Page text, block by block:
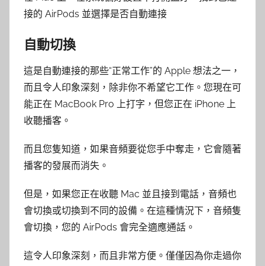
接的 AirPods 並選擇是否自動連接
自動切換
這是自動連接的那些“正常工作”的 Apple 想法之一，
而且令人印象深刻，除非你不希望它工作。您現在可
能正在 MacBook Pro 上打字，但您正在 iPhone 上
收聽播客。
而且您隻知道，如果音頻要從您手中奪走，它會隨著
播客的發展而消失。
但是，如果您正在收聽 Mac 並且接到電話，音頻也
會切換或切換到不同的設備。在這種情況下，音頻隻
會切換，您的 AirPods 會完全適應通話。
這令人印象深刻，而且非常方便。僅僅因為你走過你